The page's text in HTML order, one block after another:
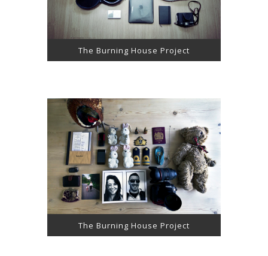
The Burning House Project
The Burning House Project